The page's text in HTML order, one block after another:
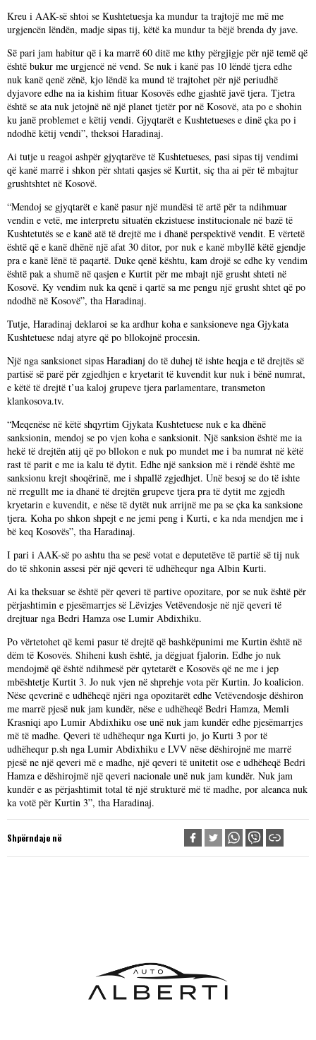
Kreu i AAK-së shtoi se Kushtetuesja ka mundur ta trajtojë me më me
urgjencën lëndën, madje sipas tij, këtë ka mundur ta bëjë brenda dy jave.
Së pari jam habitur që i ka marrë 60 ditë me kthy përgjigje për një temë që
është bukur me urgjencë në vend. Se nuk i kanë pas 10 lëndë tjera edhe
nuk kanë qenë zënë, kjo lëndë ka mund të trajtohet për një periudhë
dyjavore edhe na ia kishim fituar Kosovës edhe gjashtë javë tjera. Tjetra
është se ata nuk jetojnë në një planet tjetër por në Kosovë, ata po e shohin
ku janë problemet e këtij vendi. Gjyqtarët e Kushtetueses e dinë çka po i
ndodhë këtij vendi”, theksoi Haradinaj.
Ai tutje u reagoi ashpër gjyqtarëve të Kushtetueses, pasi sipas tij vendimi
që kanë marrë i shkon për shtati qasjes së Kurtit, siç tha ai për të mbajtur
grushtshtet në Kosovë.
“Mendoj se gjyqtarët e kanë pasur një mundësi të artë për ta ndihmuar
vendin e vetë, me interpretu situatën ekzistuese institucionale në bazë të
Kushtetutës se e kanë atë të drejtë me i dhanë perspektivë vendit. E vërtetë
është që e kanë dhënë një afat 30 ditor, por nuk e kanë mbyllë këtë gjendje
pra e kanë lënë të paqartë. Duke qenë kështu, kam drojë se edhe ky vendim
është pak a shumë në qasjen e Kurtit për me mbajt një grusht shteti në
Kosovë. Ky vendim nuk ka qenë i qartë sa me pengu një grusht shtet që po
ndodhë në Kosovë”, tha Haradinaj.
Tutje, Haradinaj deklaroi se ka ardhur koha e sanksioneve nga Gjykata
Kushtetuese ndaj atyre që po bllokojnë procesin.
Një nga sanksionet sipas Haradianj do të duhej të ishte heqja e të drejtës së
partisë së parë për zgjedhjen e kryetarit të kuvendit kur nuk i bënë numrat,
e këtë të drejtë t’ua kaloj grupeve tjera parlamentare, transmeton
klankosova.tv.
“Meqenëse në këtë shqyrtim Gjykata Kushtetuese nuk e ka dhënë
sanksionin, mendoj se po vjen koha e sanksionit. Një sanksion është me ia
hekë të drejtën atij që po bllokon e nuk po mundet me i ba numrat në këtë
rast të parit e me ia kalu të dytit. Edhe një sanksion më i rëndë është me
sanksionu krejt shoqërinë, me i shpallë zgjedhjet. Unë besoj se do të ishte
në rregullt me ia dhanë të drejtën grupeve tjera pra të dytit me zgjedh
kryetarin e kuvendit, e nëse të dytët nuk arrijnë me pa se çka ka sanksione
tjera. Koha po shkon shpejt e ne jemi peng i Kurti, e ka nda mendjen me i
bë keq Kosovës”, tha Haradinaj.
I pari i AAK-së po ashtu tha se pesë votat e deputetëve të partië së tij nuk
do të shkonin assesi për një qeveri të udhëhequr nga Albin Kurti.
Ai ka theksuar se është për qeveri të partive opozitare, por se nuk është për
përjashtimin e pjesëmarrjes së Lëvizjes Vetëvendosje në një qeveri të
drejtuar nga Bedri Hamza ose Lumir Abdixhiku.
Po vërtetohet që kemi pasur të drejtë që bashkëpunimi me Kurtin është në
dëm të Kosovës. Shiheni kush është, ja dëgjuat fjalorin. Edhe jo nuk
mendojmë që është ndihmesë për qytetarët e Kosovës që ne me i jep
mbështetje Kurtit 3. Jo nuk vjen në shprehje vota për Kurtin. Jo koalicion.
Nëse qeverinë e udhëheqë njëri nga opozitarët edhe Vetëvendosje dëshiron
me marrë pjesë nuk jam kundër, nëse e udhëheqë Bedri Hamza, Memli
Krasniqi apo Lumir Abdixhiku ose unë nuk jam kundër edhe pjesëmarrjes
më të madhe. Qeveri të udhëhequr nga Kurti jo, jo Kurti 3 por të
udhëhequr p.sh nga Lumir Abdixhiku e LVV nëse dëshirojnë me marrë
pjesë ne një qeveri më e madhe, një qeveri të unitetit ose e udhëheqë Bedri
Hamza e dëshirojmë një qeveri nacionale unë nuk jam kundër. Nuk jam
kundër e as përjashtimit total të një strukturë më të madhe, por aleanca nuk
ka votë për Kurtin 3”, tha Haradinaj.
Shpërndaje në